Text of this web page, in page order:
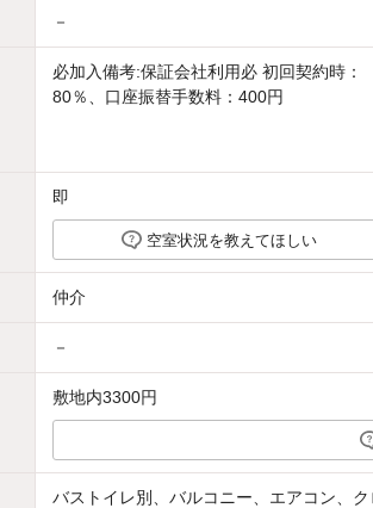
－
必加入備考:保証会社利用必 初回契約時：
80％、口座振替手数料：400円
即
空室状況を教えてほしい
仲介
－
敷地内3300円
バストイレ別、バルコニー、エアコン、